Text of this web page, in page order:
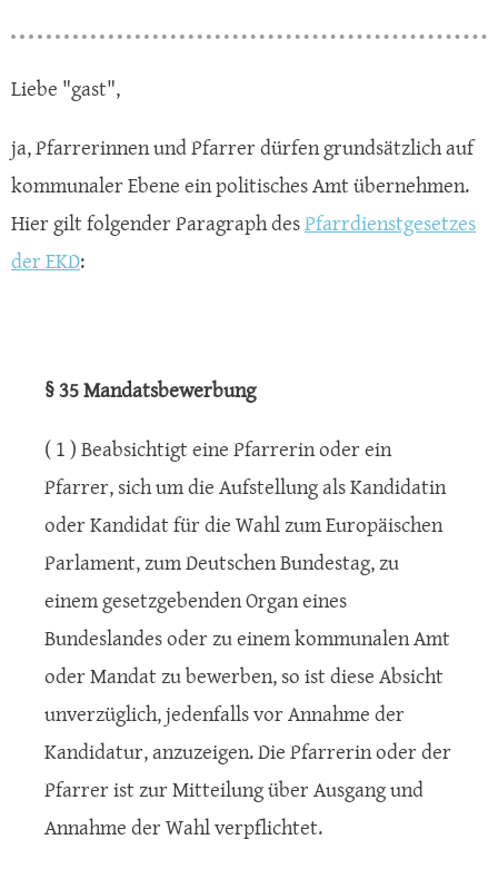
Liebe "gast",
ja, Pfarrerinnen und Pfarrer dürfen grundsätzlich auf
kommunaler Ebene ein politisches Amt übernehmen.
Hier gilt folgender Paragraph desPfarrdienstgesetzes
der EKD:
§ 35 Mandatsbewerbung
( 1 ) Beabsichtigt eine Pfarrerin oder ein
Pfarrer, sich um die Aufstellung als Kandidatin
oder Kandidat für die Wahl zum Europäischen
Parlament, zum Deutschen Bundestag, zu
einem gesetzgebenden Organ eines
Bundeslandes oder zu einem kommunalen Amt
oder Mandat zu bewerben, so ist diese Absicht
unverzüglich, jedenfalls vor Annahme der
Kandidatur, anzuzeigen. Die Pfarrerin oder der
Pfarrer ist zur Mitteilung über Ausgang und
Annahme der Wahl verpflichtet.